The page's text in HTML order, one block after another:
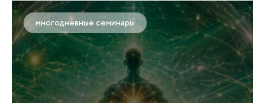
многодневные семинары